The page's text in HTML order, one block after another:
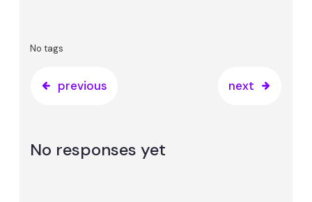
No tags
previous next
No responses yet